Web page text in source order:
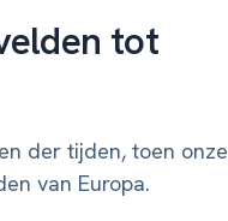
tot
der tijden, toen onze
van Europa.